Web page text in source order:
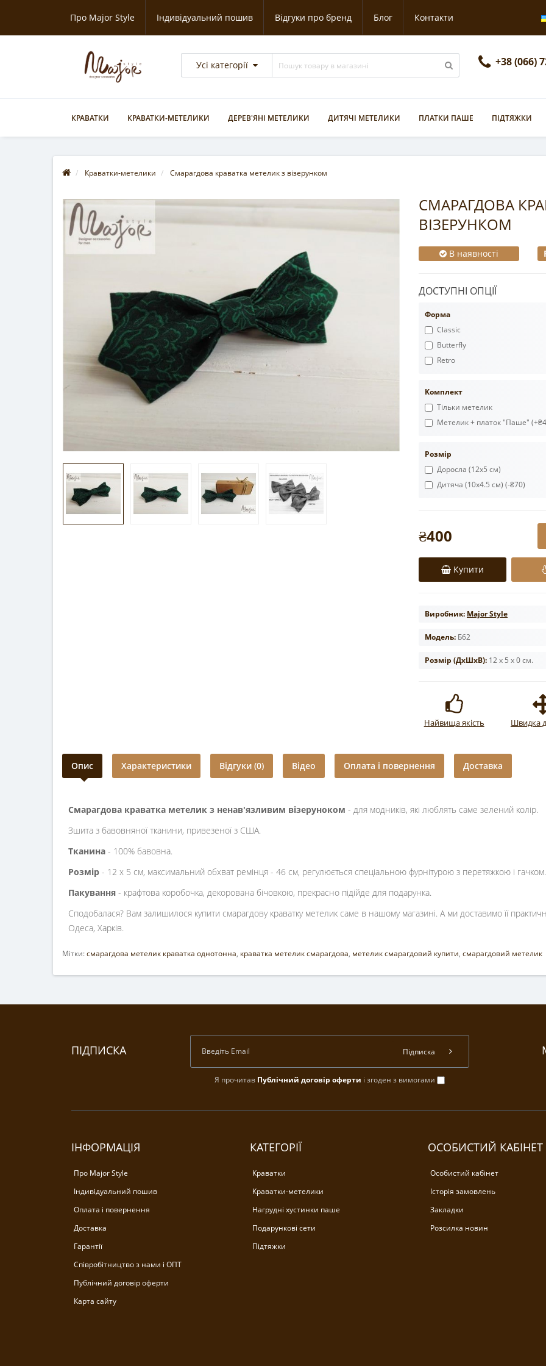
Про Major Style Індивідуальний пошив Відгуки про бренд Блог Контакти
Усі категорії +38 (066)
КРАВАТКИ КРАВАТКИ-МЕТЕЛИКИ ДЕРЕВ'ЯНІ МЕТЕЛИКИ ДИТЯЧІ МЕТЕЛИКИ ПЛАТКИ ПАШЕ ПІДТЯЖКИ
Краватки-метелики Смарагдова краватка метелик з візерунком
СМАРАГДОВА
ВІЗЕРУНКОМ
В наявності
ДОСТУПНІ ОПЦІЇ
Форма
Classic
Butterfly
Retro
Комплект
Тільки метелик
Метелик + платок "Паше"
Розмір
Доросла (12х5 см)
Дитяча (10х4.5 см) (-₴70)
₴400
Купити
Виробник: Major Style
Модель: Б62
Розмір (ДxШxВ): 12 x 5 x 0 см.
Найвища якість Швидка
Опис Характеристики Відгуки (0) Відео Оплата і повернення Доставка
Смарагдова краватка метелик з ненав'язливим візеруноком - для модників, які люблять саме зелений колір.
Зшита з бавовняної тканини, привезеної з США.
Тканина - 100% бавовна.
Розмір - 12 х 5 см, максимальний обхват ремінця - 46 см, регулюється спеціальною фурнітурою з перетяжкою і гачком.
Пакування - крафтова коробочка, декорована бічовкою, прекрасно підійде для подарунка.
Сподобалася? Вам залишилося купити смарагдову краватку метелик саме в нашому магазині. А ми доставимо її
Одеса, Харків.
Мітки:смарагдова метелик краватка однотонна, краватка метелик смарагдова, метелик смарагдовий купити, смарагдовий метелик
ПІДПИСКА
Я прочитав Публічний договір оферти і згоден з вимогами
Підписка
ІНФОРМАЦІЯ
Про Major Style
Індивідуальний пошив
Оплата і повернення
Доставка
Гарантії
Співробітництво з нами і ОПТ
Публічний договір оферти
Карта сайту
КАТЕГОРІЇ
Краватки
Краватки-метелики
Нагрудні хустинки паше
Подарункові сети
Підтяжки
ОСОБИСТИЙ КАБІНЕТ
Особистий кабінет
Історія замовлень
Закладки
Розсилка новин